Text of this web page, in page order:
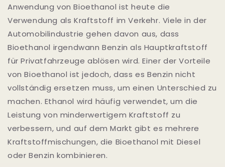
Anwendung von Bioethanol ist heute die
Verwendung als Kraftstoff im Verkehr. Viele in der
Automobilindustrie gehen davon aus, dass
Bioethanol irgendwann Benzin als Hauptkraftstoff
für Privatfahrzeuge ablösen wird. Einer der Vorteile
von Bioethanol ist jedoch, dass es Benzin nicht
vollständig ersetzen muss, um einen Unterschied zu
machen. Ethanol wird häufig verwendet, um die
Leistung von minderwertigem Kraftstoff zu
verbessern, und auf dem Markt gibt es mehrere
Kraftstoffmischungen, die Bioethanol mit Diesel
oder Benzin kombinieren.